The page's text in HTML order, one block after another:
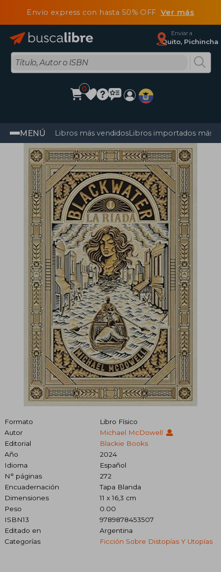
Envío express con hasta 50% OFF Ver más
Enviar a
Quito, Pichincha
0
MENÚ Libros más vendidosLibros importados más
Formato
Libro Físico
Autor
Michael McDowell
Editorial
Blackie Books
Año
2024
Idioma
Español
N° páginas
272
Encuadernación
Tapa Blanda
Dimensiones
11 x 16,3 cm
Peso
0.00
ISBN13
9789878453507
Editado en
Argentina
Categorías
Ficción Sobre Distopías Y Utopías